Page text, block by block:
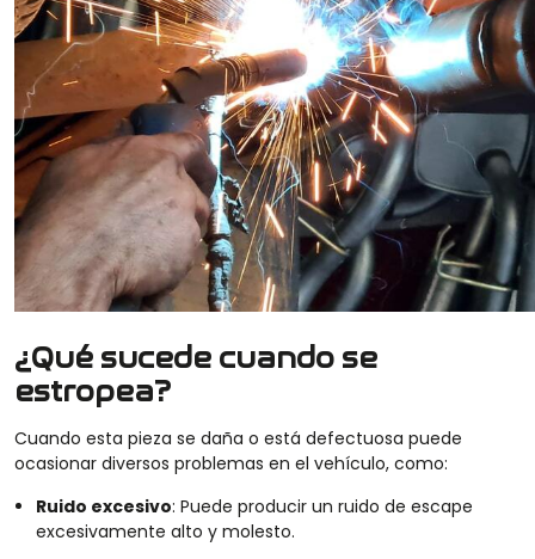
¿Qué sucede cuando se
estropea?
Cuando esta pieza se daña o está defectuosa puede
ocasionar diversos problemas en el vehículo, como:
Ruido excesivo: Puede producir un ruido de escape
excesivamente alto y molesto.